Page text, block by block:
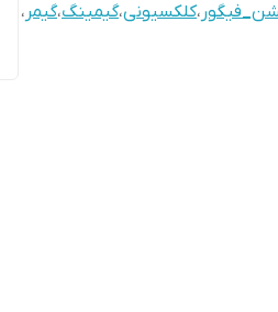
،کلکسیونی،گیمینگ،گیمر ،